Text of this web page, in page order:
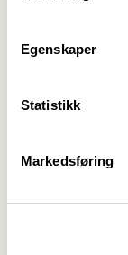
Egenskaper
Statistikk
Markedsføring